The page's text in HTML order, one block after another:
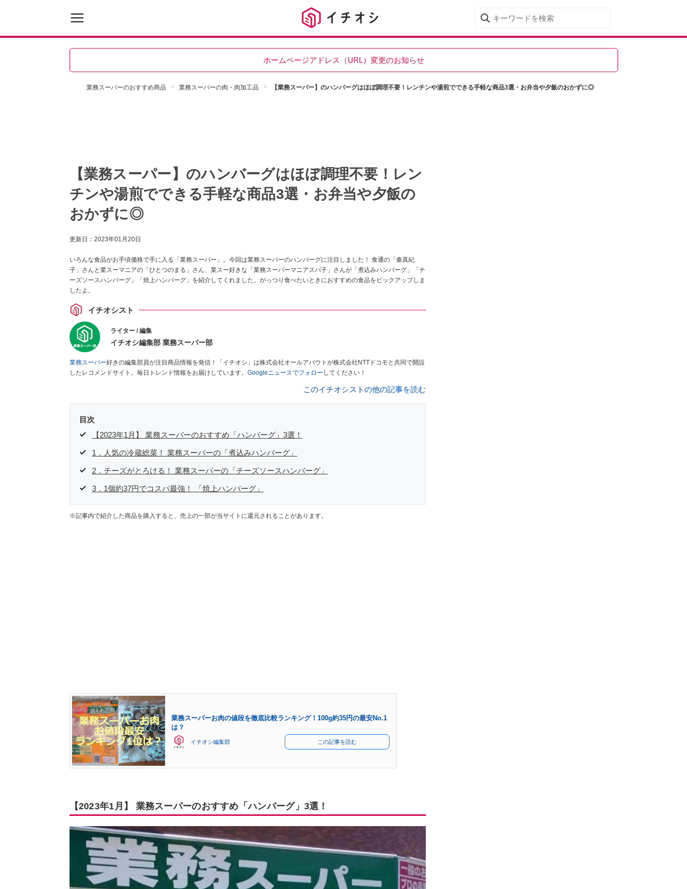
ホームページアドレス（URL）変更のお知らせ
業務スーパーのおすすめ商品 業務スーパーの肉・肉加工品 【業務スーパー】のハンバーグはほぼ調理不要！レンチンや湯煎でできる手軽な商品3選・お弁当や夕飯のおかずに◎
【業務スーパー】のハンバーグはほぼ調理不要！レン
チンや湯煎でできる手軽な商品3選・お弁当や夕飯の
おかずに◎
更新日： 2023年01月20日
いろんな食品がお手頃価格で手に入る「業務スーパー」。今回は業務スーパーのハンバーグに注目しました！ 食通の「秦真紀
子」さんと業スーマニアの「ひとつのまる」さん、業スー好きな「業務スーパーマニアスパ子」さんが「煮込みハンバーグ」「チ
ーズソースハンバーグ」「焼上ハンバーグ」を紹介してくれました。がっつり食べたいときにおすすめの食品をピックアップしま
したよ。
イチオシスト
ライター / 編集
イチオシ編集部 業務スーパー部
業務スーパー好きの編集部員が注目商品情報を発信！「イチオシ」は株式会社オールアバウトが株式会社NTTドコモと共同で開設
したレコメンドサイト。毎日トレンド情報をお届けしています。 Googleニュースでフォロー してください！
このイチオシストの他の記事を読む
目次
【2023年1月】 業務スーパーのおすすめ「ハンバーグ」3選！
1．人気の冷蔵総菜！ 業務スーパーの「煮込みハンバーグ」
2．チーズがとろける！ 業務スーパーの「チーズソースハンバーグ」
3．1個約37円でコスパ最強！ 「焼上ハンバーグ」
※記事内で紹介した商品を購入すると、売上の一部が当サイトに還元されることがあります。
業務スーパーお肉の値段を徹底比較ランキング！100g約35円の最安No.1
は？
イチオシ編集部 この記事を読む
【2023年1月】 業務スーパーのおすすめ「ハンバーグ」3選！